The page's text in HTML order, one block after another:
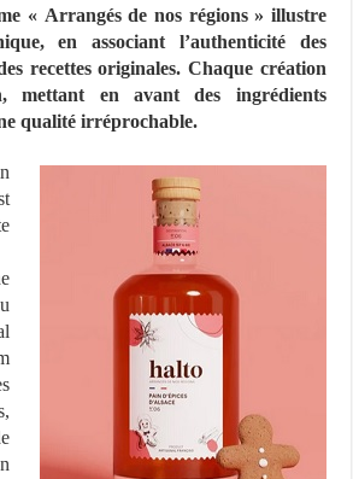
« Arrangés de nos régions » illustre
en associant l’authenticité des
recettes originales. Chaque création
mettant en avant des ingrédients
qualité irréprochable.